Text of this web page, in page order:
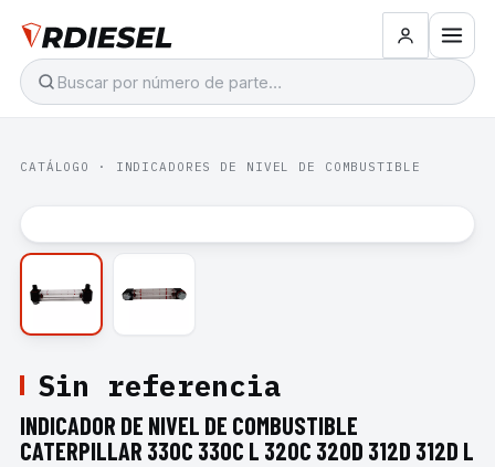
CATÁLOGO · INDICADORES DE NIVEL DE COMBUSTIBLE
Sin referencia
INDICADOR DE NIVEL DE COMBUSTIBLE
CATERPILLAR 330C 330C L 320C 320D 312D 312D L